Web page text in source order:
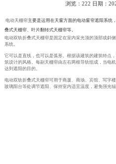
浏览：222 日期：
电动天棚帘主要是运用在天窗方面的电动窗帘遮阳系统
叠式天棚帘、叶片翻转式天棚帘等。
电动双轨折叠式天棚帘是固定在室内采光顶的顶部或斜
系统。
它可以是直线，也可以是弧形。根据该建筑的建筑特点
筑设计的风格。每副天棚帘由左右两根导轨组成，当电
达到遮阳的目的。
电动双轨折叠式天棚帘可用于商厦、商场、宾馆、写字
玻璃阳台等处调节遮阳、保持室内适宜温度，避免强光